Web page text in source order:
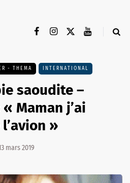
- THEMA INTERNATIONAL
saoudite –
Maman j’ai
»
mars 2019